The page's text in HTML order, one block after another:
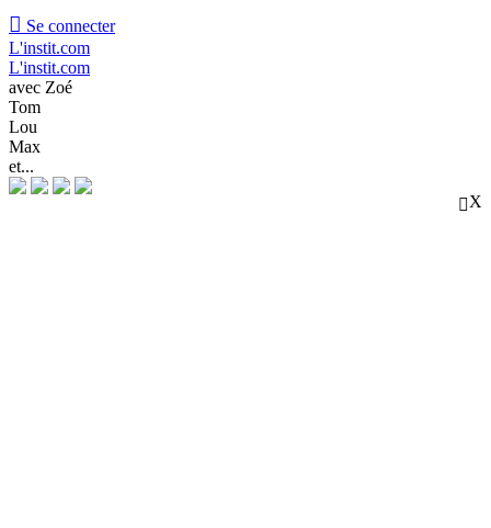
 Se connecter
L'instit.com
L'instit.com
avec Zoé
Tom
Lou
Max
et...
X
